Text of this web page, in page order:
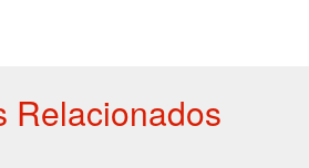
Relacionados